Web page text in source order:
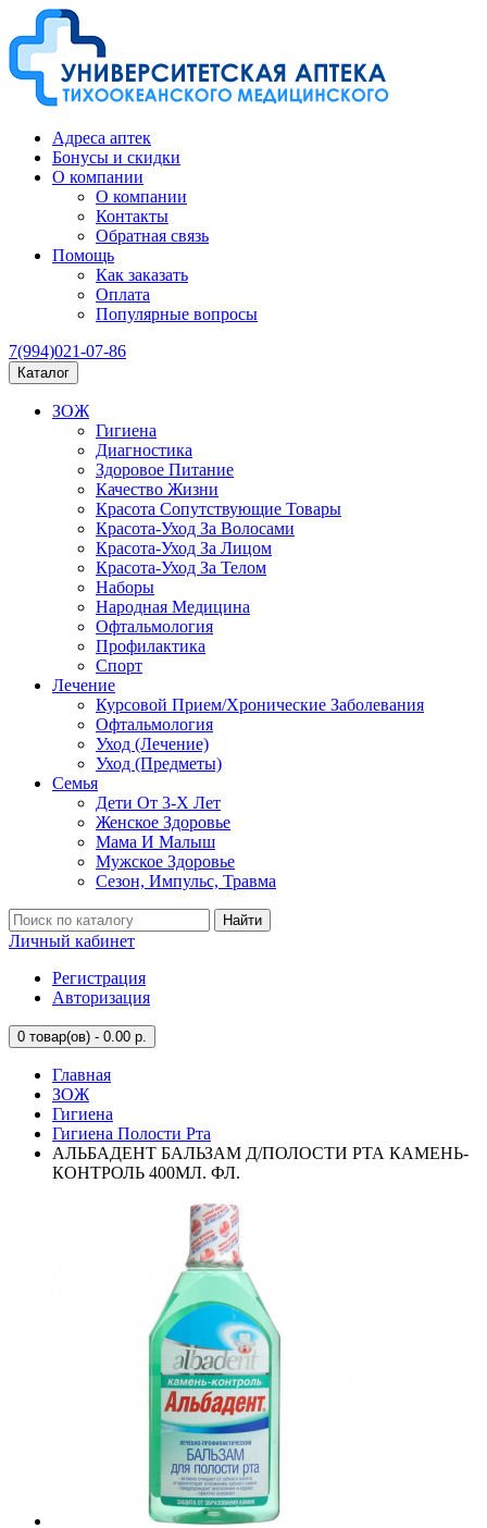
Адреса аптек
Бонусы и скидки
О компании
О компании
Контакты
Обратная связь
Помощь
Как заказать
Оплата
Популярные вопросы
7(994)021-07-86
Каталог
ЗОЖ
Гигиена
Диагностика
Здоровое Питание
Качество Жизни
Красота Сопутствующие Товары
Красота-Уход За Волосами
Красота-Уход За Лицом
Красота-Уход За Телом
Наборы
Народная Медицина
Офтальмология
Профилактика
Спорт
Лечение
Курсовой Прием/Хронические Заболевания
Офтальмология
Уход (Лечение)
Уход (Предметы)
Семья
Дети От 3-Х Лет
Женское Здоровье
Мама И Малыш
Мужское Здоровье
Сезон, Импульс, Травма
Найти
Личный кабинет
Регистрация
Авторизация
0 товар(ов) - 0.00 р.
Главная
ЗОЖ
Гигиена
Гигиена Полости Рта
АЛЬБАДЕНТ БАЛЬЗАМ Д/ПОЛОСТИ РТА КАМЕНЬ-
КОНТРОЛЬ 400МЛ. ФЛ.